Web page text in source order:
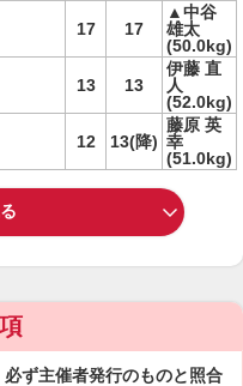
17 17
▲中谷
雄太
(50.0kg)
13 13
伊藤 直
人
(52.0kg)
12 13(降)
藤原 英
幸
(51.0kg)
ず主催者発行のものと照合